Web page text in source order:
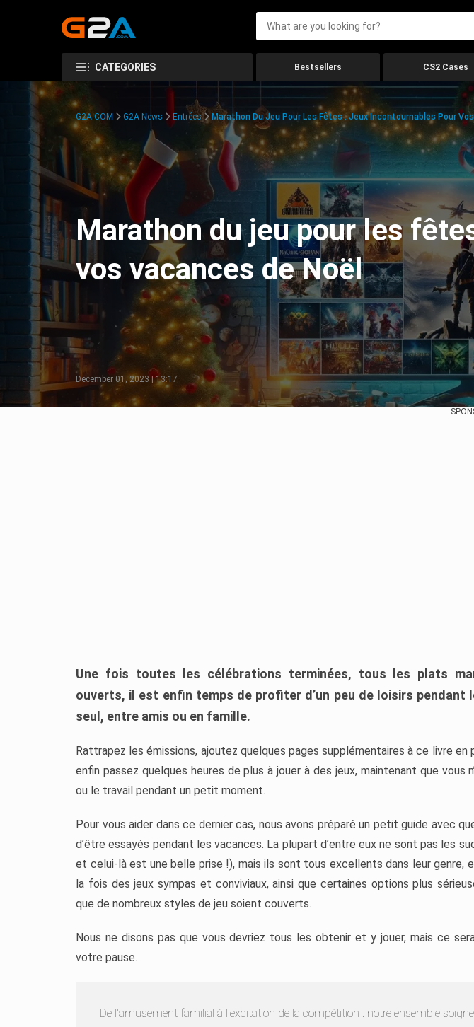
CATEGORIES Bestsellers CS2 Cases
G2A.COM G2A News Entrées Marathon Du Jeu Pour Les Fêtes : Jeux Incontournables Pour
Marathon du jeu pour les
vos vacances de Noël
December 01, 2023 | 13:17
Une fois toutes les célébrations terminées, tous les plats
ouverts, il est enfin temps de profiter d’un peu de loisirs pendant
seul, entre amis ou en famille.
Rattrapez les émissions, ajoutez quelques pages supplémentaires à ce livre
enfin passez quelques heures de plus à jouer à des jeux, maintenant que vous
ou le travail pendant un petit moment.
Pour vous aider dans ce dernier cas, nous avons préparé un petit guide avec
d’être essayés pendant les vacances. La plupart d’entre eux ne sont pas les
et celui-là est une belle prise !), mais ils sont tous excellents dans leur genre,
la fois des jeux sympas et conviviaux, ainsi que certaines options plus
que de nombreux styles de jeu soient couverts.
Nous ne disons pas que vous devriez tous les obtenir et y jouer, mais ce
votre pause.
De l'amusement familial à l'excitation de la compétition : notre ensemble